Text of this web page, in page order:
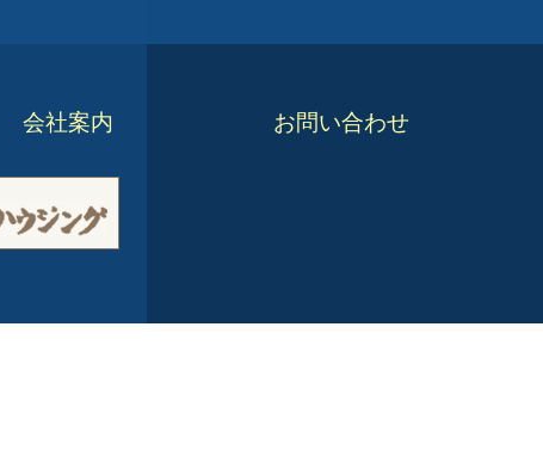
会社案内 お問い合わせ